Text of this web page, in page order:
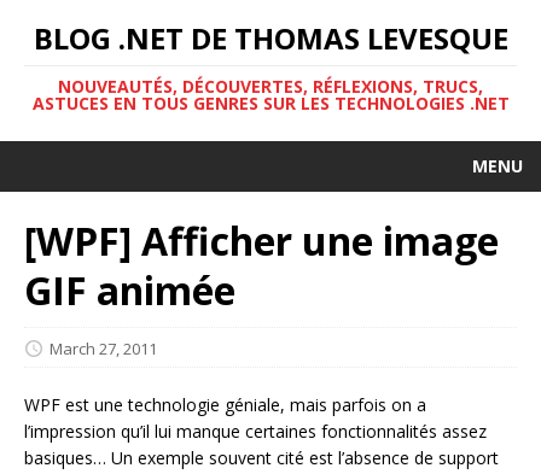
BLOG .NET DE THOMAS LEVESQUE
NOUVEAUTÉS, DÉCOUVERTES, RÉFLEXIONS, TRUCS,
ASTUCES EN TOUS GENRES SUR LES TECHNOLOGIES .NET
MENU
[WPF] Afficher une image
GIF animée
March 27, 2011
WPF est une technologie géniale, mais parfois on a
l’impression qu’il lui manque certaines fonctionnalités assez
basiques… Un exemple souvent cité est l’absence de support